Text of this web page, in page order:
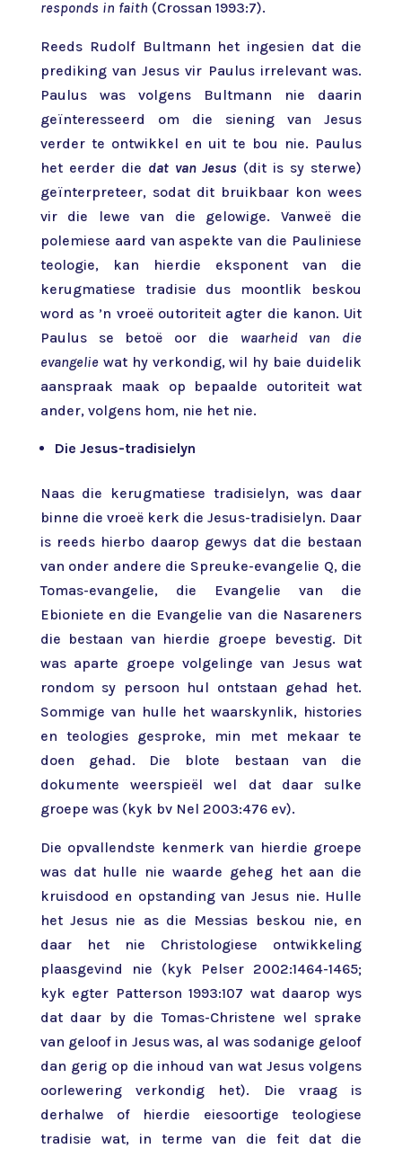
responds in faith (Crossan 1993:7).
Reeds Rudolf Bultmann het ingesien dat die
prediking van Jesus vir Paulus irrelevant was.
Paulus was volgens Bultmann nie daarin
geïnteresseerd om die siening van Jesus
verder te ontwikkel en uit te bou nie. Paulus
het eerder die dat van Jesus (dit is sy sterwe)
geïnterpreteer, sodat dit bruikbaar kon wees
vir die lewe van die gelowige. Vanweë die
polemiese aard van aspekte van die Pauliniese
teologie, kan hierdie eksponent van die
kerugmatiese tradisie dus moontlik beskou
word as ’n vroeë outoriteit agter die kanon. Uit
Paulus se betoë oor die waarheid van die
evangelie wat hy verkondig, wil hy baie duidelik
aanspraak maak op bepaalde outoriteit wat
ander, volgens hom, nie het nie.
Die Jesus-tradisielyn
Naas die kerugmatiese tradisielyn, was daar
binne die vroeë kerk die Jesus-tradisielyn. Daar
is reeds hierbo daarop gewys dat die bestaan
van onder andere die Spreuke-evangelie Q, die
Tomas-evangelie, die Evangelie van die
Ebioniete en die Evangelie van die Nasareners
die bestaan van hierdie groepe bevestig. Dit
was aparte groepe volgelinge van Jesus wat
rondom sy persoon hul ontstaan gehad het.
Sommige van hulle het waarskynlik, histories
en teologies gesproke, min met mekaar te
doen gehad. Die blote bestaan van die
dokumente weerspieël wel dat daar sulke
groepe was (kyk bv Nel 2003:476 ev).
Die opvallendste kenmerk van hierdie groepe
was dat hulle nie waarde geheg het aan die
kruisdood en opstanding van Jesus nie. Hulle
het Jesus nie as die Messias beskou nie, en
daar het nie Christologiese ontwikkeling
plaasgevind nie (kyk Pelser 2002:1464-1465;
kyk egter Patterson 1993:107 wat daarop wys
dat daar by die Tomas-Christene wel sprake
van geloof in Jesus was, al was sodanige geloof
dan gerig op die inhoud van wat Jesus volgens
oorlewering verkondig het). Die vraag is
derhalwe of hierdie eiesoortige teologiese
tradisie wat, in terme van die feit dat die